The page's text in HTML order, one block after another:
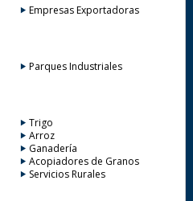
Empresas Exportadoras
Parques Industriales
Trigo
Arroz
Ganadería
Acopiadores de Granos
Servicios Rurales